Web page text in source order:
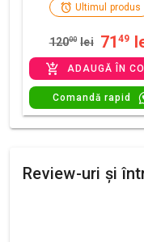
Ultimul produs
12000 lei 71 49
ADAUGĂ ÎN
Comandă rapid
Review-uri și